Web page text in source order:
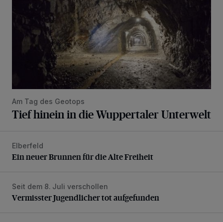
Am Tag des Geotops
Tief hinein in die Wuppertaler Unterwelt
Ein neuer Brunnen für die Alte Freiheit
Elberfeld
Ein neuer Brunnen für die Alte Freiheit
Vermisster Jugendlicher tot aufgefunden
Seit dem 8. Juli verschollen
Vermisster Jugendlicher tot aufgefunden